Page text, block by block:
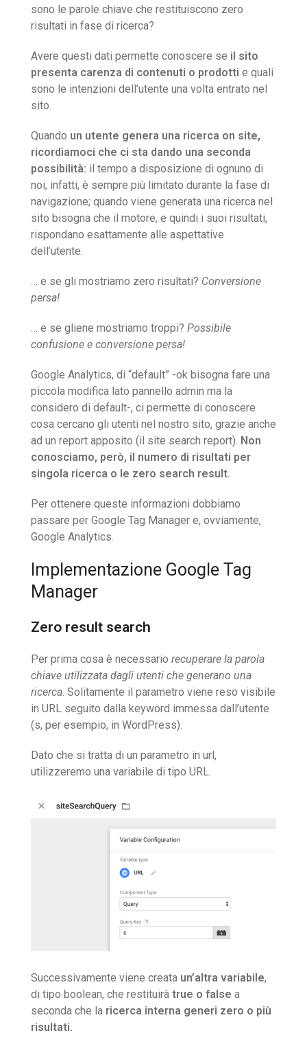
sono le parole chiave che restituiscono zero
risultati in fase di ricerca?
Avere questi dati permette conoscere se il sito
presenta carenza di contenuti o prodotti e quali
sono le intenzioni dell’utente una volta entrato nel
sito.
Quando un utente genera una ricerca on site,
ricordiamoci che ci sta dando una seconda
possibilità: il tempo a disposizione di ognuno di
noi, infatti, è sempre più limitato durante la fase di
navigazione; quando viene generata una ricerca nel
sito bisogna che il motore, e quindi i suoi risultati,
rispondano esattamente alle aspettative
dell’utente.
… e se gli mostriamo zero risultati? Conversione
persa!
… e se gliene mostriamo troppi? Possibile
confusione e conversione persa!
Google Analytics, di “default” -ok bisogna fare una
piccola modifica lato pannello admin ma la
considero di default-, ci permette di conoscere
cosa cercano gli utenti nel nostro sito, grazie anche
ad un report apposito (il site search report). Non
conosciamo, però, il numero di risultati per
singola ricerca o le zero search result.
Per ottenere queste informazioni dobbiamo
passare per Google Tag Manager e, ovviamente,
Google Analytics.
Implementazione Google Tag
Manager
Zero result search
Per prima cosa è necessario recuperare la parola
chiave utilizzata dagli utenti che generano una
ricerca. Solitamente il parametro viene reso visibile
in URL seguito dalla keyword immessa dall’utente
(s, per esempio, in WordPress).
Dato che si tratta di un parametro in url,
utilizzeremo una variabile di tipo URL.
Successivamente viene creata un’altra variabile,
di tipo boolean, che restituirà true o false a
seconda che la ricerca interna generi zero o più
risultati.